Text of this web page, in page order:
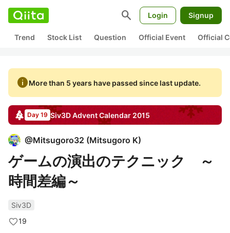
search Login Signup
Trend Stock List Question Official Event Official
infoMore than 5 years have passed since last update.
Day 19 Siv3DAdvent Calendar 2015
@Mitsugoro32 (Mitsugoro K)
ゲームの演出のテクニック ～
時間差編～
Siv3D
19